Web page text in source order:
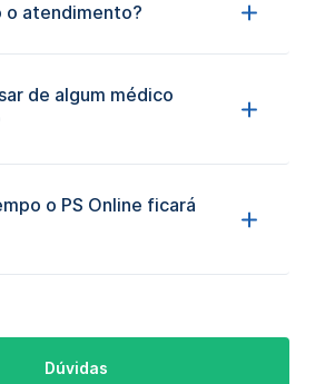
o atendimento?
de algum médico
o PS Online ficará
Dúvidas